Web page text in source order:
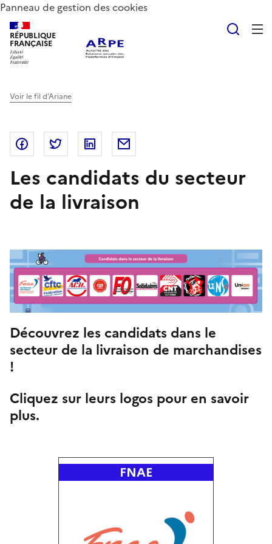
Panneau de gestion des cookies
RÉPUBLIQUE
FRANÇAISE
Voir le fil d’Ariane
Partager sur Facebook
Partager sur Twitter
Partager sur LinkedIn
Les candidats du secteur
de la livraison
Découvrez les candidats dans le
secteur de la livraison de marchandises
!
Cliquez sur leurs logos pour en savoir
plus.
FNAE